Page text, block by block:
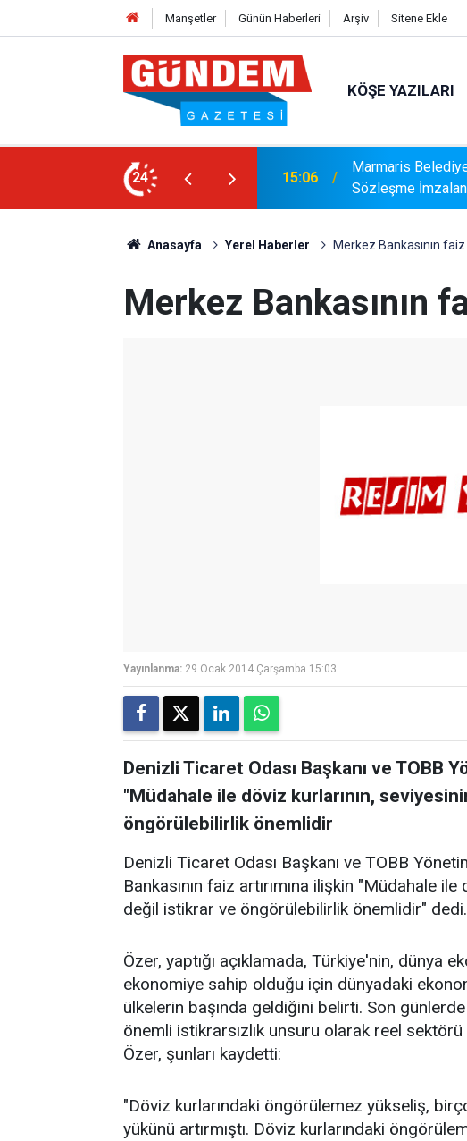
Manşetler Günün Haberleri Arşiv Sitene Ekle
KÖŞE YAZILARI
24
Güçlü Takviye: Mustafa Çolakoğlu ile
14:40
Marmaris
Tamamladı
Anasayfa Yerel Haberler Merkez Bankasının faiz
Merkez Bankasının
Yayınlanma: 29 Ocak 2014 Çarşamba 15:03
Denizli Ticaret Odası Başkanı ve TOBB
"Müdahale ile döviz kurlarının,
öngörülebilirlik önemlidir
Denizli Ticaret Odası Başkanı ve TOBB
Bankasının faiz artırımına ilişkin "Müdahale
değil istikrar ve öngörülebilirlik önemlidir" dedi.
Özer, yaptığı açıklamada, Türkiye'nin, dünya
ekonomiye sahip olduğu için dünyadaki
ülkelerin başında geldiğini belirti. Son
önemli istikrarsızlık unsuru olarak reel
Özer, şunları kaydetti:
"Döviz kurlarındaki öngörülemez yükseliş,
yükünü artırmıştı. Döviz kurlarındaki